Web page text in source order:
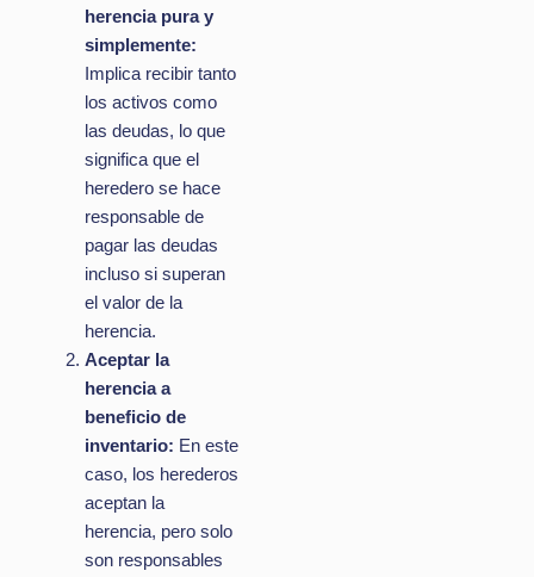
herencia pura y
simplemente:
Implica recibir tanto
los activos como
las deudas, lo que
significa que el
heredero se hace
responsable de
pagar las deudas
incluso si superan
el valor de la
herencia.
Aceptar la
herencia a
beneficio de
inventario: En este
caso, los herederos
aceptan la
herencia, pero solo
son responsables